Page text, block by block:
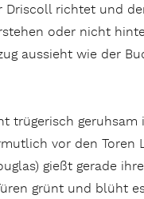
Driscoll richtet und
oder nicht
aussieht wie der
trügerisch geruhsam
vor den
gießt gerade
grünt und blüht